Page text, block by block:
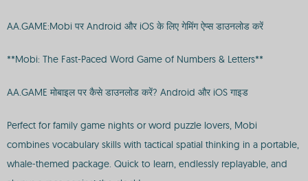
AA.GAME:Mobi पर Android और iOS के लिए गेमिंग ऐप्स डाउनलोड करें
**Mobi: The Fast-Paced Word Game of Numbers & Letters**
AA.GAME मोबाइल पर कैसे डाउनलोड करें? Android और iOS गाइड
Perfect for family game nights or word puzzle lovers, Mobi
combines vocabulary skills with tactical spatial thinking in a portable,
whale-themed package. Quick to learn, endlessly replayable, and